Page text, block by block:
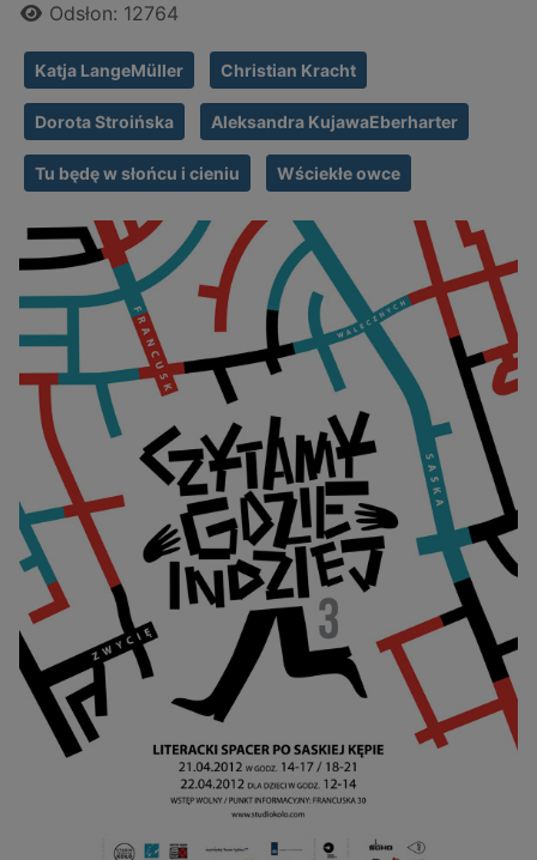
Odsłon: 12764
Katja LangeMüller Christian Kracht
Dorota Stroińska Aleksandra KujawaEberharter
Tu będę w słońcu i cieniu Wściekłe owce